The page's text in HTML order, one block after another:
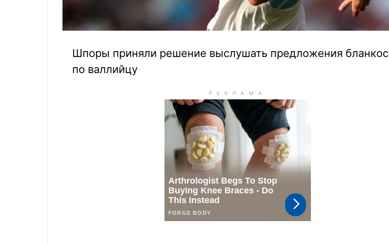
Шпоры приняли решение выслушать предложения бланкос
по валлийцу